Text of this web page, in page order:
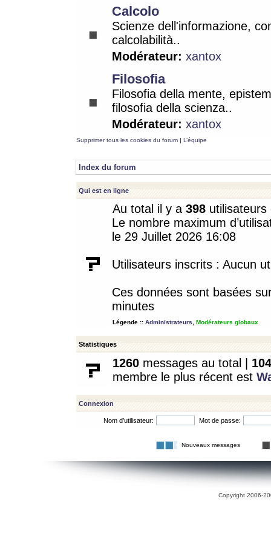
Calcolo
Scienze dell'informazione,
calcolabilità..
Modérateur: xantox
Filosofia
Filosofia della mente,
filosofia della scienza..
Modérateur: xantox
Supprimer tous les cookies du forum | L’équipe
Index du forum
Qui est en ligne
Au total il y a 398
Le nombre maximum
le 29 Juillet 2026 16:08
Utilisateurs inscrits : Aucun
Ces données sont basées
minutes
Légende :: Administrateurs Modérateurs globaux
Statistiques
1260 messages au total | 104
membre le plus récent est
Connexion
Nom d’utilisateur: Mot de passe:
Nouveaux messages
Copyright 2006-